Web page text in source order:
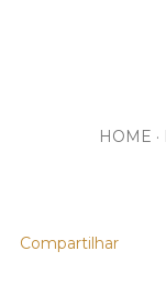
HOME
Compartilhar